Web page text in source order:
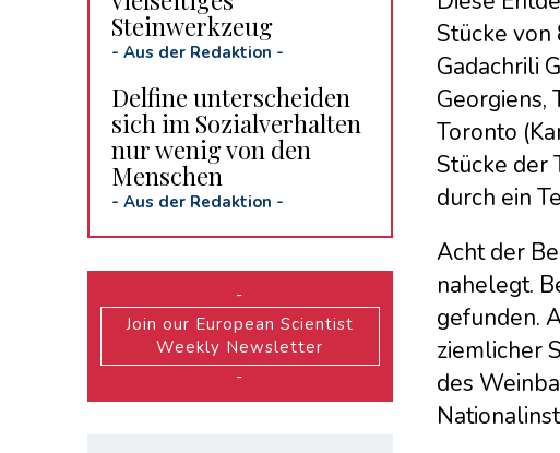
Stücke
Gadachrili
Georgiens,
Toronto
Stücke der
durch ein
Acht der
nahelegt.
gefunden.
ziemlicher
des
Steinwerkzeug
- Aus der Redaktion -
Delfine unterscheiden
sich im Sozialverhalten
nur wenig von den
Menschen
- Aus der Redaktion -
-
Join our European Scientist
Weekly Newsletter
-